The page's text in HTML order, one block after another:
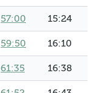
57:00 15:24
59:50 16:10
61:35 16:38